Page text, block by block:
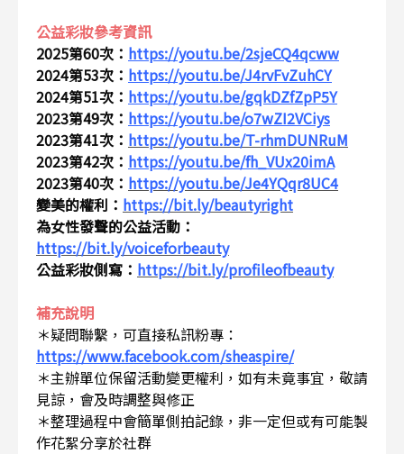
公益彩妝參考資訊
2025第60次： https://youtu.be/2sjeCQ4qcww
2024第53次： https://youtu.be/J4rvFvZuhCY
2024第51次： https://youtu.be/gqkDZfZpP5Y
2023第49次： https://youtu.be/o7wZI2VCiys
2023第41次： https://youtu.be/T-rhmDUNRuM
2023第42次： https://youtu.be/fh_VUx20imA
2023第40次： https://youtu.be/Je4YQqr8UC4
變美的權利： https://bit.ly/beautyright
為女性發聲的公益活動：
https://bit.ly/voiceforbeauty
公益彩妝側寫： https://bit.ly/profileofbeauty
補充說明
＊疑問聯繫，可直接私訊粉專：
https://www.facebook.com/sheaspire/
＊主辦單位保留活動變更權利，如有未竟事宜，敬請
見諒，會及時調整與修正
＊整理過程中會簡單側拍記錄，非一定但或有可能製
作花絮分享於社群